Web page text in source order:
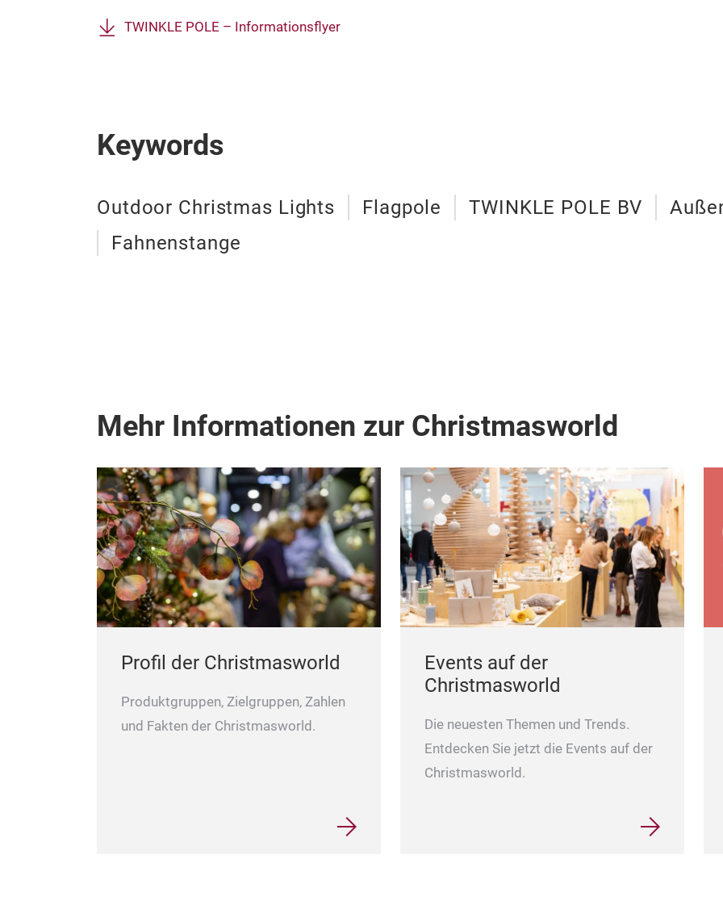
TWINKLE POLE – Informationsflyer
Keywords
Outdoor Christmas Lights Flagpole TWINKLE POLE BV
Fahnenstange
Mehr Informationen zur Christmasworld
Profil der Christmasworld
Produktgruppen, Zielgruppen, Zahlen
und Fakten der Christmasworld.
Events auf der
Christmasworld
Die neuesten Themen und Trends.
Entdecken Sie jetzt die Events auf der
Christmasworld.